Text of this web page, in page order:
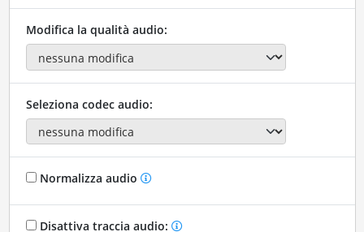
Modifica la qualità audio:
Seleziona codec audio:
Normalizza audio
Disattiva traccia audio: